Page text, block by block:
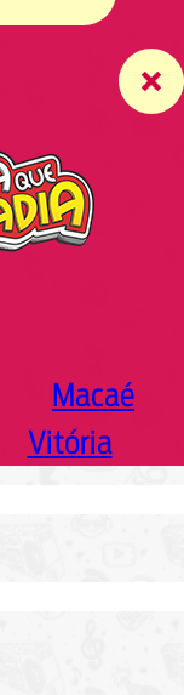
Macaé
Vitória